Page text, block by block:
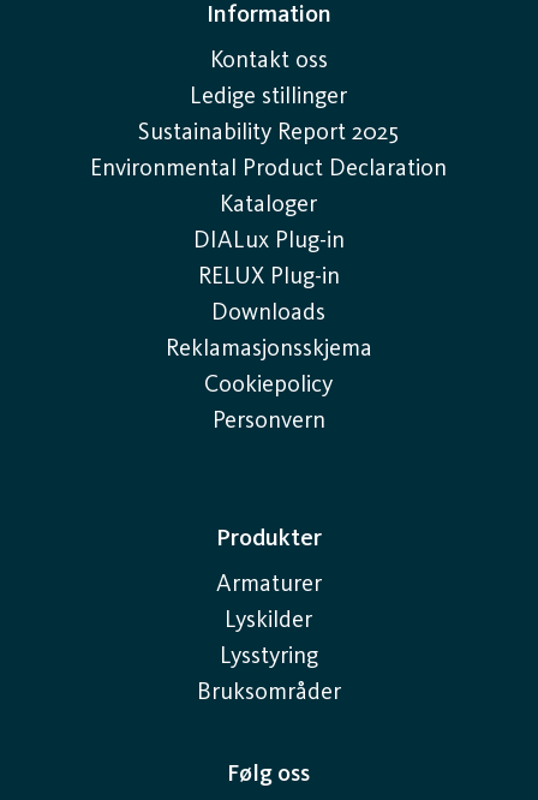
Information
Kontakt oss
Ledige stillinger
Sustainability Report 2025
Environmental Product Declaration
Kataloger
DIALux Plug-in
RELUX Plug-in
Downloads
Reklamasjonsskjema
Cookiepolicy
Personvern
Produkter
Armaturer
Lyskilder
Lysstyring
Bruksområder
Følg oss